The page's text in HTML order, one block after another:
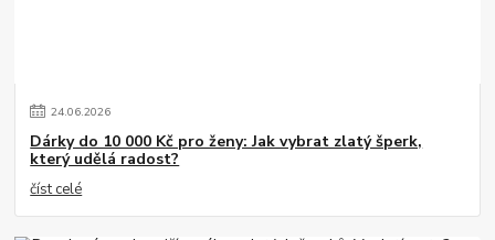
24.06.2026
Dárky do 10 000 Kč pro ženy: Jak vybrat zlatý šperk,
který udělá radost?
číst celé